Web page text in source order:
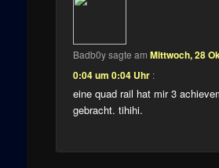
Badb0ysagte am Mittwoch, 28
0:04 um 0:04 Uhr :
eine quad rail hat mir 3
gebracht. tihihi.